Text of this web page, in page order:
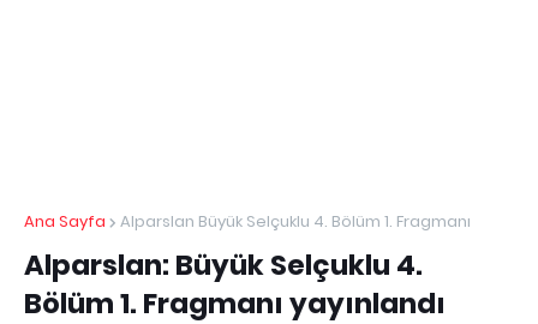
Ana Sayfa Alparslan Büyük Selçuklu 4. Bölüm 1. Fragmanı
Alparslan: Büyük Selçuklu 4.
Bölüm 1. Fragmanı yayınlandı